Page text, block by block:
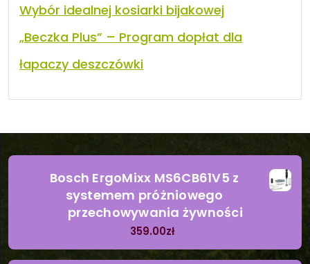
Wybór idealnej kosiarki bijakowej
„Beczka Plus” – Program dopłat dla
łapaczy deszczówki
Bosch ErgoMixx MS6CB61V5 z
systemem próżniowego
przechowywania żywności
359.00zł